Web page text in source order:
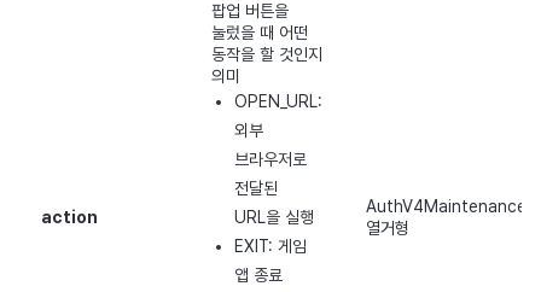
action
팝업 버튼을
눌렀을 때 어떤
동작을 할 것인지
의미
OPEN_URL:
외부
브라우저로
전달된
URL을 실행
EXIT: 게임
앱 종료
열거형